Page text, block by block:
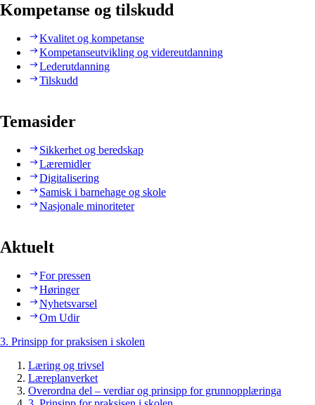
Kompetanse og tilskudd
Kvalitet og kompetanse
Kompetanseutvikling og videreutdanning
Lederutdanning
Tilskudd
Temasider
Sikkerhet og beredskap
Læremidler
Digitalisering
Samisk i barnehage og skole
Nasjonale minoriteter
Aktuelt
For pressen
Høringer
Nyhetsvarsel
Om Udir
3. Prinsipp for praksisen i skolen
Læring og trivsel
Læreplanverket
Overordna del – verdiar og prinsipp for grunnopplæringa